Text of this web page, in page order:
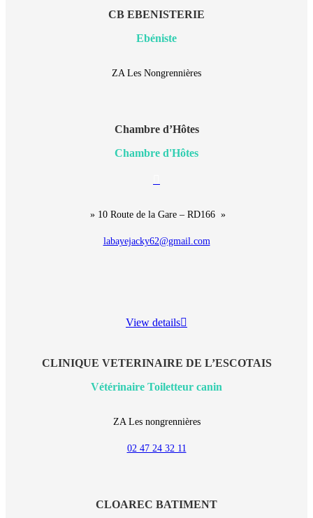
CB EBENISTERIE
Ebéniste
ZA Les Nongrennières
Chambre d’Hôtes
Chambre d'Hôtes
» 10 Route de la Gare – RD166 »
labayejacky62@gmail.com
View details
CLINIQUE VETERINAIRE DE L’ESCOTAIS
Vétérinaire Toiletteur canin
ZA Les nongrennières
02 47 24 32 11
CLOAREC BATIMENT